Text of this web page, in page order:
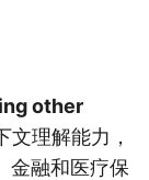
other
文理解能力，
金融和医疗保